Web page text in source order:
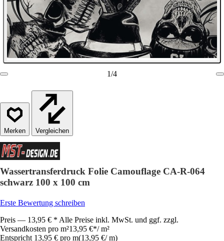
1/4
Vergleichen
Wassertransferdruck Folie Camouflage CA-R-064
schwarz 100 x 100 cm
Erste Bewertung schreiben
Preis — 13,95 € * Alle Preise inkl. MwSt. und ggf. zzgl.
Versandkosten pro m²13,95 €*/ m²
Entspricht 13,95 € pro m(13,95 €/ m)